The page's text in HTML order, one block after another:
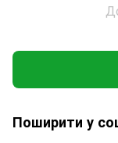
Поширити у